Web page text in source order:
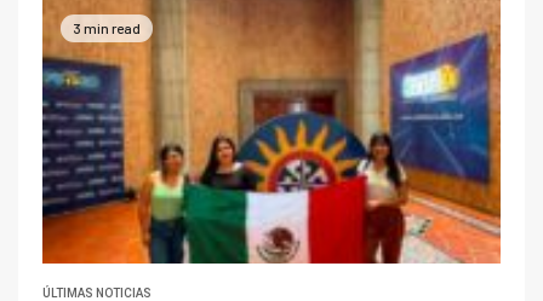
3 min read
ÚLTIMAS NOTICIAS